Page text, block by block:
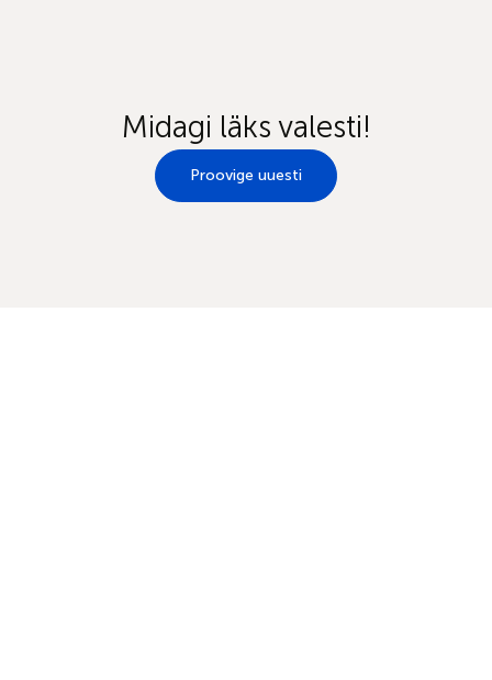
Midagi läks valesti!
Proovige uuesti